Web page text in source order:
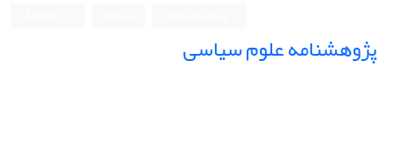
پژوهشنامه علوم سیاسی